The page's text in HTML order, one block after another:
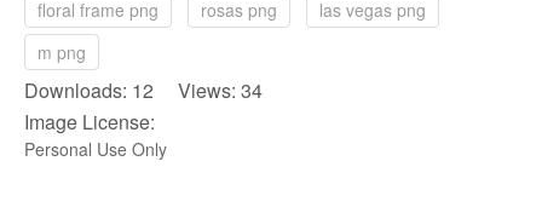
floral frame png
rosas png
las vegas png
m png
Downloads: 12 Views: 34
Image License:
Personal Use Only